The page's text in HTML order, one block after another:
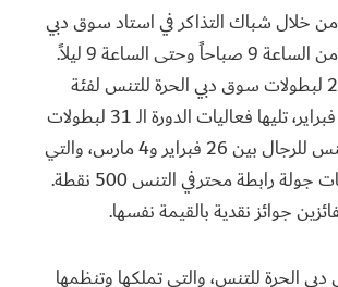
ومن خلال شباك التذاكر في استاد سوق دبي
الحرة للتنس يومياً من الساعة 9 صباحاً وحتى الساعة 9 ليلاً.
وتستمر الدورة الـ 23 لبطولات سوق دبي الحرة للتنس لفئة
السيدات لغاية 25 فبراير، تليها فعاليات الدورة الـ 31 لبطولات
سوق دبي الحرة للتنس للرجال بين 26 فبراير و4 مارس، والتي
تُقام في إطار منافسات جولة رابطة محترفي التنس 500 نقطة.
جوائز نقدية بالقيمة نفسها.
الحرة للتنس، والتي تملكها وتنظمها